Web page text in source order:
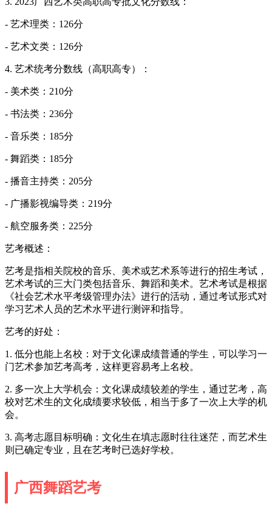
- 艺术理类：126分
- 艺术文类：126分
4. 艺术统考分数线（高职高专）：
- 美术类：210分
- 书法类：236分
- 音乐类：185分
- 舞蹈类：185分
- 播音主持类：205分
- 广播影视编导类：219分
- 航空服务类：225分
艺考概述：
艺考是指相关院校的音乐、美术或艺术系等进行的招生考试，
艺术考试的三大门类包括音乐、舞蹈和美术。艺术考试是根据
《社会艺术水平考级管理办法》进行的活动，通过考试形式对
学习艺术人员的艺术水平进行测评和指导。
艺考的好处：
1. 低分也能上名校：对于文化课成绩普通的学生，可以学习一
门艺术参加艺考高考，这样更容易考上名校。
2. 多一次上大学机会：文化课成绩较差的学生，通过艺考，高
校对艺术生的文化成绩要求较低，相当于多了一次上大学的机
会。
3. 高考志愿目标明确：文化生在填志愿时往往迷茫，而艺术生
则已确定专业，且在艺考时已选好学校。
广西舞蹈艺考